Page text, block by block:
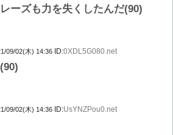
ーズも力を失くしたんだ(90)
09/02(木) 14:36 ID:0XDL5G080.net
09/02(木) 14:36 ID:UsYNZPou0.net